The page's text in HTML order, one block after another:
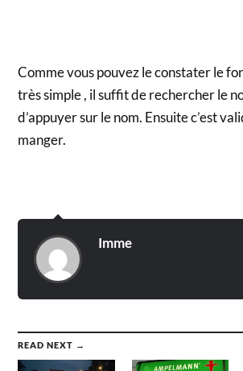
Comme vous pouvez le constater le
très simple , il suffit de rechercher le
d’appuyer sur le nom. Ensuite c’est
manger.
Imme
READ NEXT →